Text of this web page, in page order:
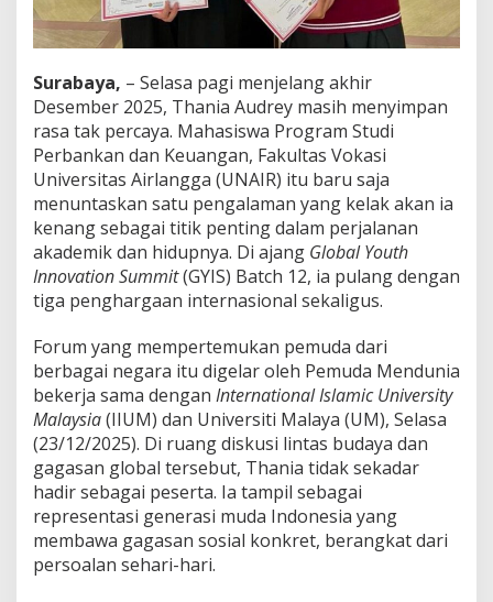
Surabaya, – Selasa pagi menjelang akhir
Desember 2025, Thania Audrey masih menyimpan
rasa tak percaya. Mahasiswa Program Studi
Perbankan dan Keuangan, Fakultas Vokasi
Universitas Airlangga (UNAIR) itu baru saja
menuntaskan satu pengalaman yang kelak akan ia
kenang sebagai titik penting dalam perjalanan
akademik dan hidupnya. Di ajang Global Youth
Innovation Summit(GYIS) Batch 12, ia pulang dengan
tiga penghargaan internasional sekaligus.
Forum yang mempertemukan pemuda dari
berbagai negara itu digelar oleh Pemuda Mendunia
bekerja sama dengan International Islamic University
Malaysia(IIUM) dan Universiti Malaya (UM), Selasa
(23/12/2025). Di ruang diskusi lintas budaya dan
gagasan global tersebut, Thania tidak sekadar
hadir sebagai peserta. Ia tampil sebagai
representasi generasi muda Indonesia yang
membawa gagasan sosial konkret, berangkat dari
persoalan sehari-hari.